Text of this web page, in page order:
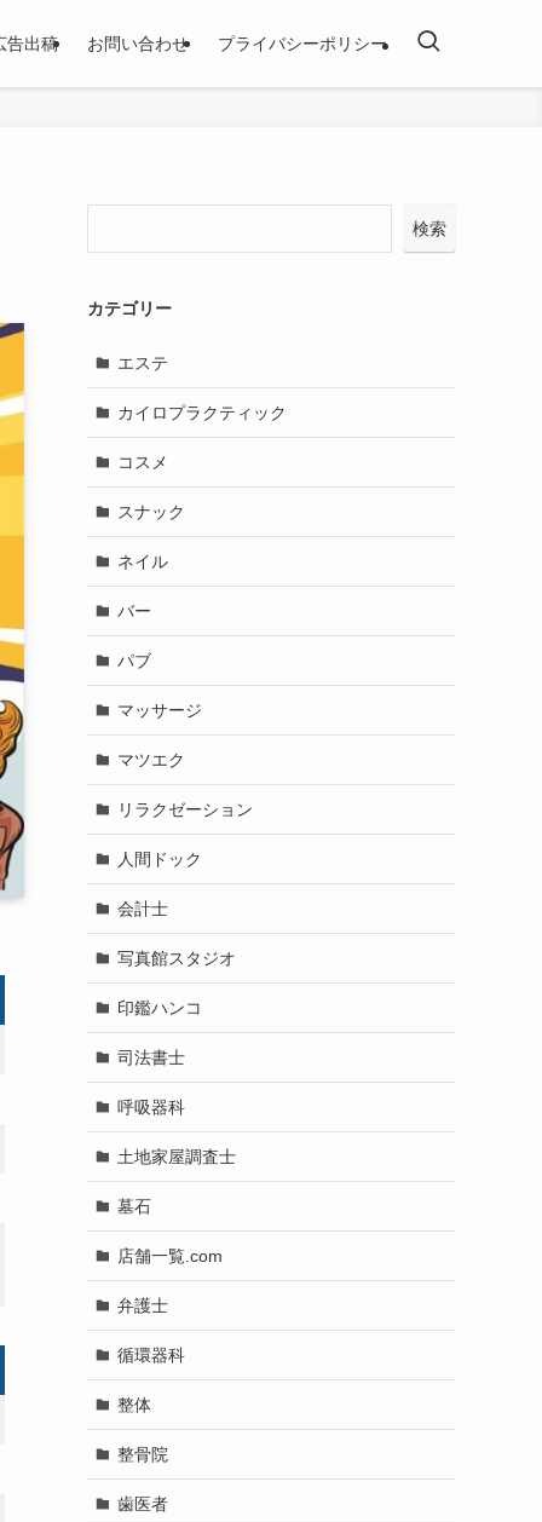
告出稿 お問い合わせ プライバシーポリシー
検索
カテゴリー
エステ
カイロプラクティック
コスメ
スナック
ネイル
バー
パブ
マッサージ
マツエク
リラクゼーション
人間ドック
会計士
写真館スタジオ
印鑑ハンコ
司法書士
呼吸器科
土地家屋調査士
墓石
店舗一覧.com
弁護士
循環器科
整体
整骨院
歯医者